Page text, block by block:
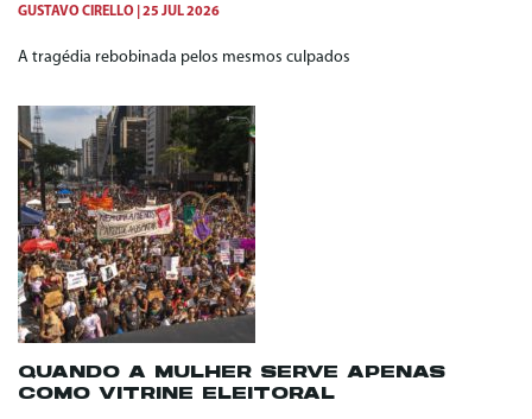
GUSTAVO CIRELLO 25 JUL 2026
A tragédia rebobinada pelos mesmos culpados
QUANDO A MULHER SERVE APENAS
COMO VITRINE ELEITORAL